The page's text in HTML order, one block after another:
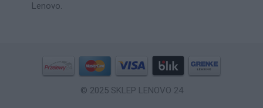
Lenovo.
© 2025 SKLEP LENOVO 24